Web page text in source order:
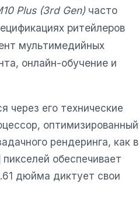
Plus (3rd Gen)часто
ритейлеров
мультимедийных
онлайн-обучение и
через его технические
оптимизированный
рендеринга, как в
пикселей обеспечивает
дюйма диктует свои